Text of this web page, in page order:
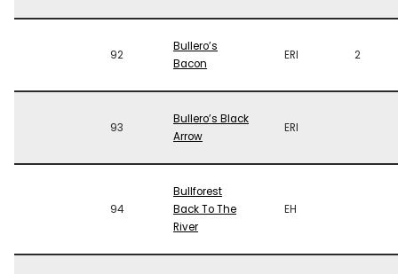
92
Bullero’s
Bacon
ERI 2
93
Bullero’s Black
Arrow
ERI
94
Bullforest
Back To The
River
EH